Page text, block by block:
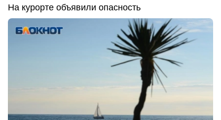
На курорте объявили опасность